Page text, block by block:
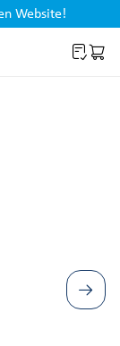
Website!